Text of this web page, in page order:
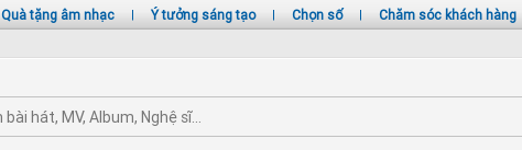
Quà tặng âm nhạc | Ý tưởng sáng tạo | Chọn số | Chăm sóc khách hàng